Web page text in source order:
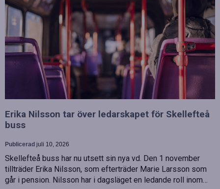
Erika Nilsson tar över ledarskapet för Skellefteå
buss
Publicerad juli 10, 2026
Skellefteå buss har nu utsett sin nya vd. Den 1 november
tillträder Erika Nilsson, som efterträder Marie Larsson som
går i pension. Nilsson har i dagsläget en ledande roll inom…